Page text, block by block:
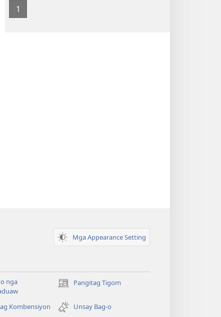
1
Mga Appearance Setting
nga
Pangitag Tigom
(mo-
ug
Kombensiyon
Unsay Bag-o